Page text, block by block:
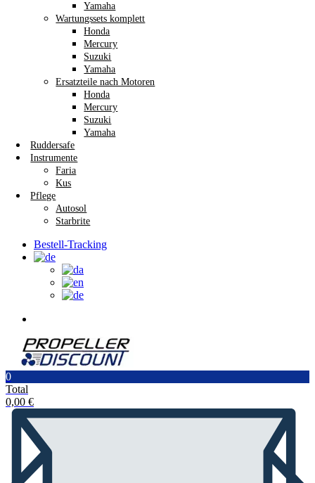
Yamaha
Wartungssets komplett
Honda
Mercury
Suzuki
Yamaha
Ersatzteile nach Motoren
Honda
Mercury
Suzuki
Yamaha
Ruddersafe
Instrumente
Faria
Kus
Pflege
Autosol
Starbrite
Bestell-Tracking
0
Total
0,00 €